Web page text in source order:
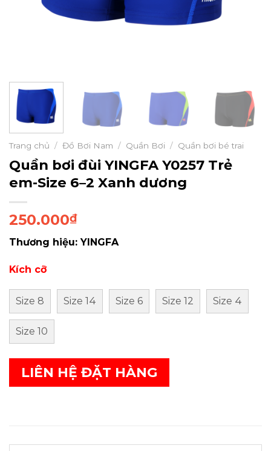
Trang chủ / Đồ Bơi Nam / Quần Bơi / Quần bơi bé trai
Quần bơi đùi YINGFA Y0257 Trẻ
em-Size 6–2 Xanh dương
250.000₫
Thương hiệu: YINGFA
Kích cỡ
Size 8 Size 14 Size 6 Size 12 Size 4
Size 10
LIÊN HỆ ĐẶT HÀNG